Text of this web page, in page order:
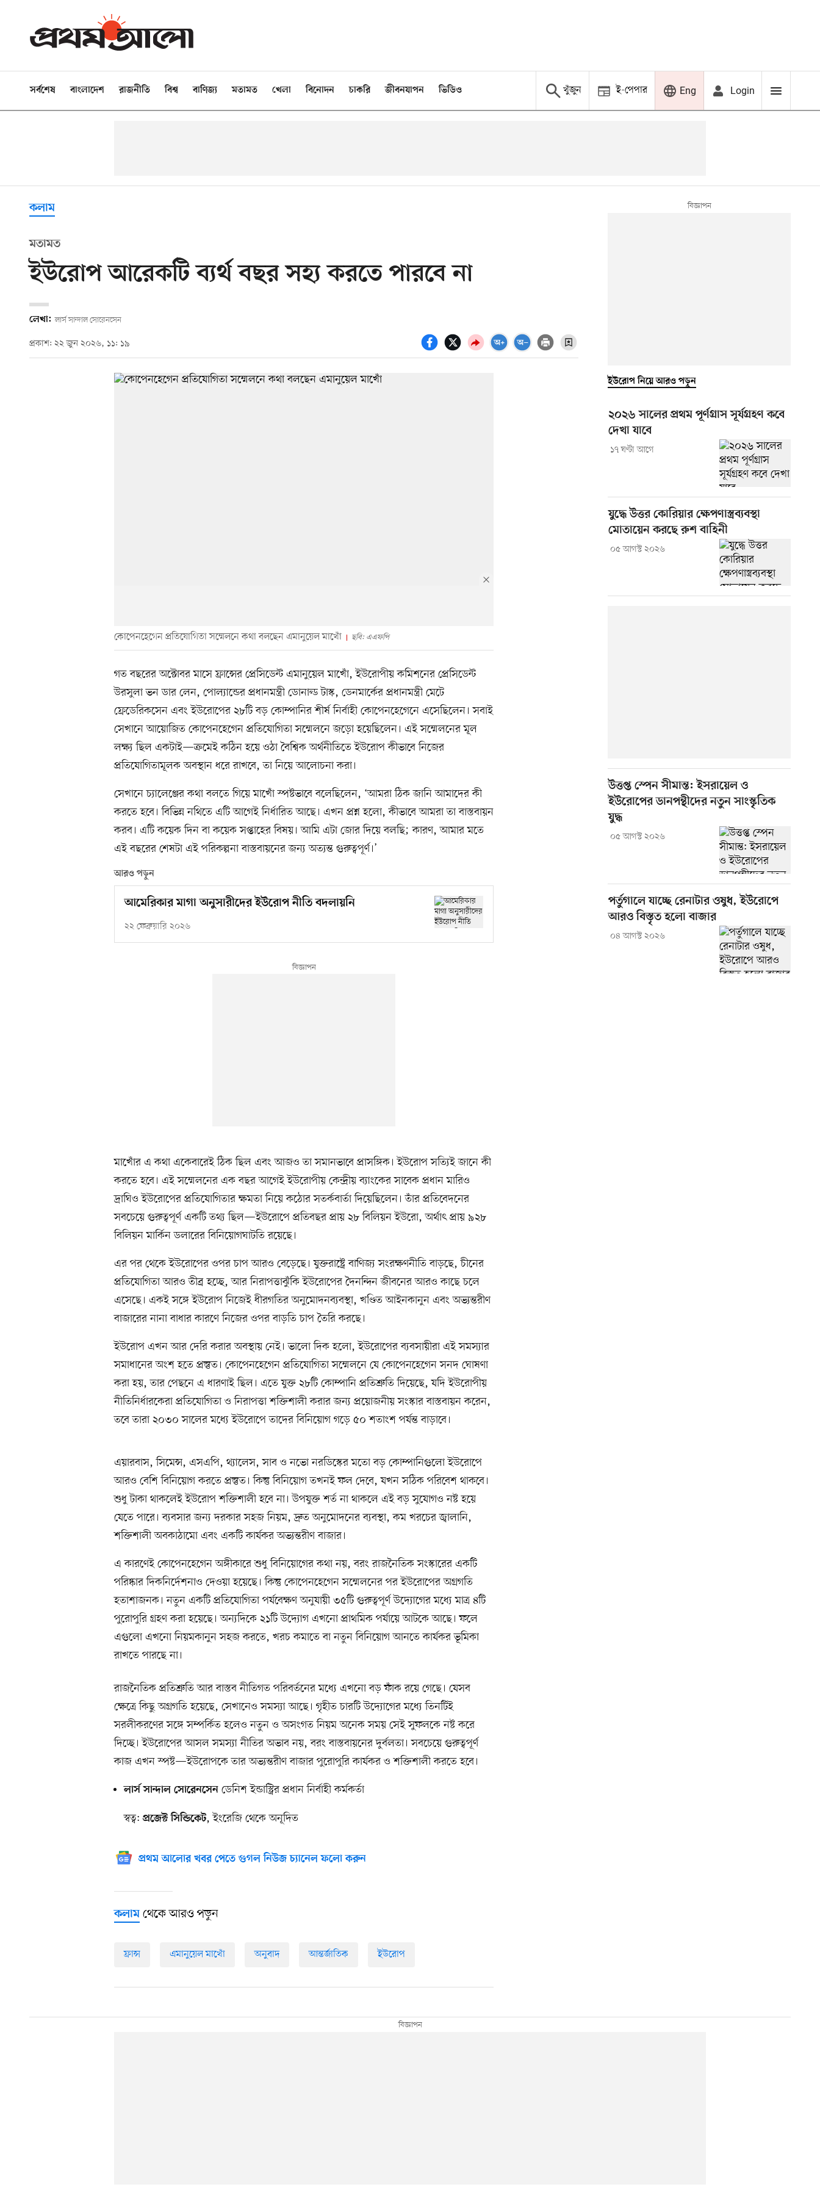
সর্বশেষ বাংলাদেশ রাজনীতি বিশ্ব বাণিজ্য মতামত খেলা বিনোদন চাকরি জীবনযাপন ভিডিও খুঁজুন ই-পেপার Eng Login
কলাম
মতামত
ইউরোপ আরেকটি ব্যর্থ বছর সহ্য করতে পারবে না
লেখা: লার্স সান্দাল সোরেনসেন
প্রকাশ: ২২ জুন ২০২৬, ১১: ১৯
কোপেনহেগেন প্রতিযোগিতা সম্মেলনে কথা বলছেন এমানুয়েল মাখোঁ ছবি: এএফপি
গত বছরের অক্টোবর মাসে ফ্রান্সের প্রেসিডেন্ট এমানুয়েল মাখোঁ, ইউরোপীয় কমিশনের প্রেসিডেন্ট
উরসুলা ভন ডার লেন, পোল্যান্ডের প্রধানমন্ত্রী ডোনাল্ড টাস্ক, ডেনমার্কের প্রধানমন্ত্রী মেটে
ফ্রেডেরিকসেন এবং ইউরোপের ২৮টি বড় কোম্পানির শীর্ষ নির্বাহী কোপেনহেগেনে এসেছিলেন। সবাই
সেখানে আয়োজিত কোপেনহেগেন প্রতিযোগিতা সম্মেলনে জড়ো হয়েছিলেন। এই সম্মেলনের মূল
লক্ষ্য ছিল একটাই—ক্রমেই কঠিন হয়ে ওঠা বৈশ্বিক অর্থনীতিতে ইউরোপ কীভাবে নিজের
প্রতিযোগিতামূলক অবস্থান ধরে রাখবে, তা নিয়ে আলোচনা করা।
সেখানে চ্যালেঞ্জের কথা বলতে গিয়ে মাখোঁ স্পষ্টভাবে বলেছিলেন, ‘আমরা ঠিক জানি আমাদের কী
করতে হবে। বিভিন্ন নথিতে এটি আগেই নির্ধারিত আছে। এখন প্রশ্ন হলো, কীভাবে আমরা তা বাস্তবায়ন
করব। এটি কয়েক দিন বা কয়েক সপ্তাহের বিষয়। আমি এটা জোর দিয়ে বলছি; কারণ, আমার মতে
এই বছরের শেষটা এই পরিকল্পনা বাস্তবায়নের জন্য অত্যন্ত গুরুত্বপূর্ণ।’
আরও পড়ুন
আমেরিকার মাগা অনুসারীদের ইউরোপ নীতি বদলায়নি
২২ ফেব্রুয়ারি ২০২৬
মাখোঁর এ কথা একেবারেই ঠিক ছিল এবং আজও তা সমানভাবে প্রাসঙ্গিক। ইউরোপ সত্যিই জানে কী
করতে হবে। এই সম্মেলনের এক বছর আগেই ইউরোপীয় কেন্দ্রীয় ব্যাংকের সাবেক প্রধান মারিও
দ্রাঘিও ইউরোপের প্রতিযোগিতার ক্ষমতা নিয়ে কঠোর সতর্কবার্তা দিয়েছিলেন। তাঁর প্রতিবেদনের
সবচেয়ে গুরুত্বপূর্ণ একটি তথ্য ছিল—ইউরোপে প্রতিবছর প্রায় ২৮ বিলিয়ন ইউরো, অর্থাৎ প্রায় ৯২৮
বিলিয়ন মার্কিন ডলারের বিনিয়োগঘাটতি রয়েছে।
এর পর থেকে ইউরোপের ওপর চাপ আরও বেড়েছে। যুক্তরাষ্ট্রে বাণিজ্য সংরক্ষণনীতি বাড়ছে, চীনের
প্রতিযোগিতা আরও তীব্র হচ্ছে, আর নিরাপত্তাঝুঁকি ইউরোপের দৈনন্দিন জীবনের আরও কাছে চলে
এসেছে। একই সঙ্গে ইউরোপ নিজেই ধীরগতির অনুমোদনব্যবস্থা, খণ্ডিত আইনকানুন এবং অভ্যন্তরীণ
বাজারের নানা বাধার কারণে নিজের ওপর বাড়তি চাপ তৈরি করছে।
ইউরোপ এখন আর দেরি করার অবস্থায় নেই। ভালো দিক হলো, ইউরোপের ব্যবসায়ীরা এই সমস্যার
সমাধানের অংশ হতে প্রস্তুত। কোপেনহেগেন প্রতিযোগিতা সম্মেলনে যে কোপেনহেগেন সনদ ঘোষণা
করা হয়, তার পেছনে এ ধারণাই ছিল। এতে যুক্ত ২৮টি কোম্পানি প্রতিশ্রুতি দিয়েছে, যদি ইউরোপীয়
নীতিনির্ধারকেরা প্রতিযোগিতা ও নিরাপত্তা শক্তিশালী করার জন্য প্রয়োজনীয় সংস্কার বাস্তবায়ন করেন,
তবে তারা ২০৩০ সালের মধ্যে ইউরোপে তাদের বিনিয়োগ গড়ে ৫০ শতাংশ পর্যন্ত বাড়াবে।
এয়ারবাস, সিমেন্স, এসএপি, থ্যালেস, সাব ও নভো নরডিস্কের মতো বড় কোম্পানিগুলো ইউরোপে
আরও বেশি বিনিয়োগ করতে প্রস্তুত। কিন্তু বিনিয়োগ তখনই ফল দেবে, যখন সঠিক পরিবেশ থাকবে।
শুধু টাকা থাকলেই ইউরোপ শক্তিশালী হবে না। উপযুক্ত শর্ত না থাকলে এই বড় সুযোগও নষ্ট হয়ে
যেতে পারে। ব্যবসার জন্য দরকার সহজ নিয়ম, দ্রুত অনুমোদনের ব্যবস্থা, কম খরচের জ্বালানি,
শক্তিশালী অবকাঠামো এবং একটি কার্যকর অভ্যন্তরীণ বাজার।
এ কারণেই কোপেনহেগেন অঙ্গীকারে শুধু বিনিয়োগের কথা নয়, বরং রাজনৈতিক সংস্কারের একটি
পরিষ্কার দিকনির্দেশনাও দেওয়া হয়েছে। কিন্তু কোপেনহেগেন সম্মেলনের পর ইউরোপের অগ্রগতি
হতাশাজনক। নতুন একটি প্রতিযোগিতা পর্যবেক্ষণ অনুযায়ী ৩৫টি গুরুত্বপূর্ণ উদ্যোগের মধ্যে মাত্র ৪টি
পুরোপুরি গ্রহণ করা হয়েছে। অন্যদিকে ২১টি উদ্যোগ এখনো প্রাথমিক পর্যায়ে আটকে আছে। ফলে
এগুলো এখনো নিয়মকানুন সহজ করতে, খরচ কমাতে বা নতুন বিনিয়োগ আনতে কার্যকর ভূমিকা
রাখতে পারছে না।
রাজনৈতিক প্রতিশ্রুতি আর বাস্তব নীতিগত পরিবর্তনের মধ্যে এখনো বড় ফাঁক রয়ে গেছে। যেসব
ক্ষেত্রে কিছু অগ্রগতি হয়েছে, সেখানেও সমস্যা আছে। গৃহীত চারটি উদ্যোগের মধ্যে তিনটিই
সরলীকরণের সঙ্গে সম্পর্কিত হলেও নতুন ও অসংগত নিয়ম অনেক সময় সেই সুফলকে নষ্ট করে
দিচ্ছে। ইউরোপের আসল সমস্যা নীতির অভাব নয়, বরং বাস্তবায়নের দুর্বলতা। সবচেয়ে গুরুত্বপূর্ণ
কাজ এখন স্পষ্ট—ইউরোপকে তার অভ্যন্তরীণ বাজার পুরোপুরি কার্যকর ও শক্তিশালী করতে হবে।
লার্স সান্দাল সোরেনসেন ডেনিশ ইন্ডাস্ট্রির প্রধান নির্বাহী কর্মকর্তা
স্বত্ব: প্রজেক্ট সিন্ডিকেট, ইংরেজি থেকে অনূদিত
প্রথম আলোর খবর পেতে গুগল নিউজ চ্যানেল ফলো করুন
কলাম থেকে আরও পড়ুন
ফ্রান্স এমানুয়েল মাখোঁ অনুবাদ আন্তর্জাতিক ইউরোপ
ইউরোপ নিয়ে আরও পড়ুন
২০২৬ সালের প্রথম পূর্ণগ্রাস সূর্যগ্রহণ কবে
দেখা যাবে
১৭ ঘণ্টা আগে
যুদ্ধে উত্তর কোরিয়ার ক্ষেপণাস্ত্রব্যবস্থা
মোতায়েন করছে রুশ বাহিনী
০৫ আগস্ট ২০২৬
উত্তপ্ত স্পেন সীমান্ত: ইসরায়েল ও
ইউরোপের ডানপন্থীদের নতুন সাংস্কৃতিক
যুদ্ধ
০৫ আগস্ট ২০২৬
পর্তুগালে যাচ্ছে রেনাটার ওষুধ, ইউরোপে
আরও বিস্তৃত হলো বাজার
০৪ আগস্ট ২০২৬